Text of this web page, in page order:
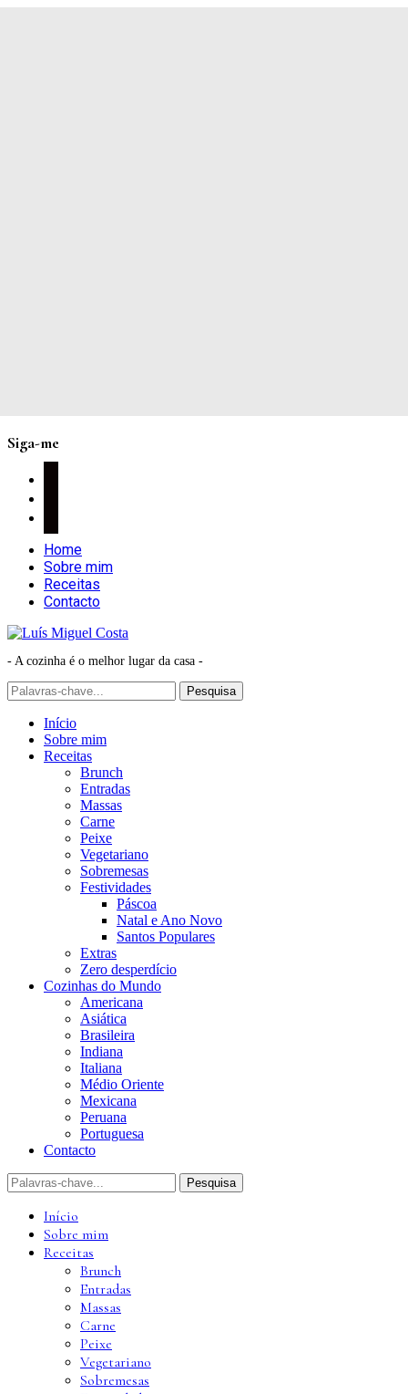
Siga-me
Home
Sobre mim
Receitas
Contacto
- A cozinha é o melhor lugar da casa -
Início
Sobre mim
Receitas
Brunch
Entradas
Massas
Carne
Peixe
Vegetariano
Sobremesas
Festividades
Páscoa
Natal e Ano Novo
Santos Populares
Extras
Zero desperdício
Cozinhas do Mundo
Americana
Asiática
Brasileira
Indiana
Italiana
Médio Oriente
Mexicana
Peruana
Portuguesa
Contacto
Início
Sobre mim
Receitas
Brunch
Entradas
Massas
Carne
Peixe
Vegetariano
Sobremesas